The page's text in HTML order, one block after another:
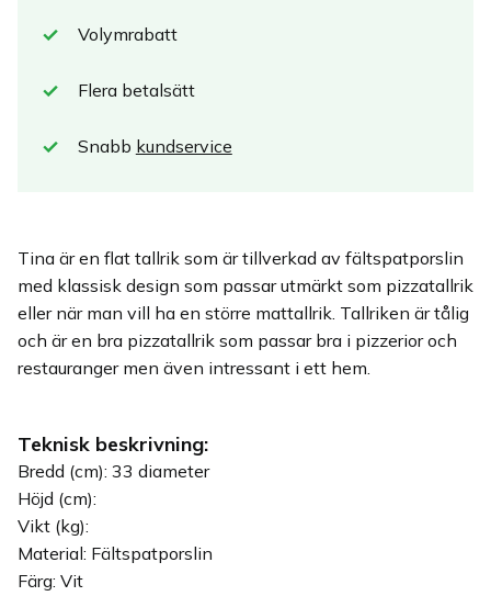
Volymrabatt
Flera betalsätt
Snabb kundservice
Tina är en flat tallrik som är tillverkad av fältspatporslin
med klassisk design som passar utmärkt som pizzatallrik
eller när man vill ha en större mattallrik. Tallriken är tålig
och är en bra pizzatallrik som passar bra i pizzerior och
restauranger men även intressant i ett hem.
Teknisk beskrivning:
Bredd (cm): 33 diameter
Höjd (cm):
Vikt (kg):
Material: Fältspatporslin
Färg: Vit